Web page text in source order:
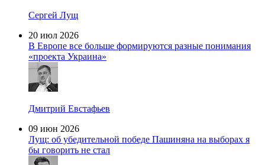
Сергей Лущ
20 июл 2026
В Европе все больше формируются разные понимания
«проекта Украина»
Дмитрий Евстафьев
09 июн 2026
Лущ: об убедительной победе Пашиняна на выборах я
бы говорить не стал